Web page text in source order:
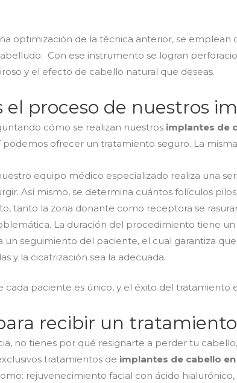
optimización de la técnica anterior, se
Con ese instrumento se logran
y el efecto de cabello natural que deseas.
el proceso de nuestros
cómo se realizan nuestros implantes de
podemos ofrecer un tratamiento seguro. La
equipo médico especializado realiza una
Así mismo, se determina cuántos folículos
tanto la zona donante como receptora se
La duración del procedimiento tiene un
un seguimiento del paciente, el cual garantiza
y la cicatrización sea la adecuada.
cada paciente es único, y el éxito del tratamiento
recibir un
no tienes por qué resignarte a perder tu
tratamientos de implantes de cabello en
rejuvenecimiento facial con ácido